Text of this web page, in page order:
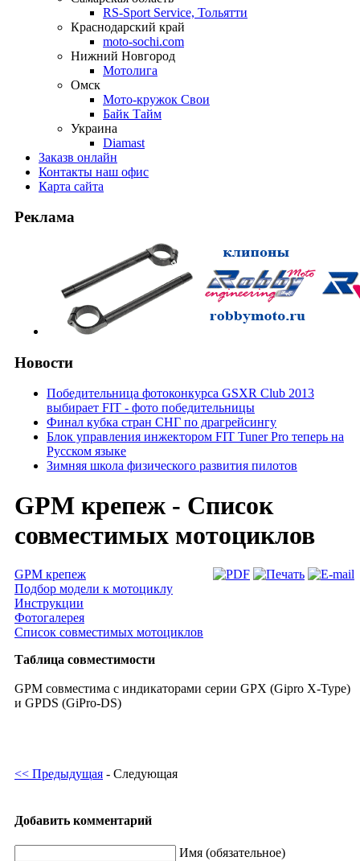
RS-Sport Service, Тольятти
Краснодарский край
moto-sochi.com
Нижний Новгород
Мотолига
Омск
Мото-кружок Свои
Байк Тайм
Украина
Diamast
Заказв онлайн
Контакты наш офис
Карта сайта
Реклама
Новости
Победительница фотоконкурса GSXR Club 2013
выбирает FIT - фото победительницы
Финал кубка стран СНГ по драгрейсингу
Блок управления инжектором FIT Tuner Pro теперь на
Русском языке
Зимняя школа физического развития пилотов
GPM крепеж - Список
совместимых мотоциклов
GPM крепеж
Подбор модели к мотоциклу
Инструкции
Фотогалерея
Список совместимых мотоциклов
Таблица совместимости
GPM совместима с индикаторами серии GPX (Gipro X-Type)
и GPDS (GiPro-DS)
<< Предыдущая - Следующая
Добавить комментарий
Имя (обязательное)